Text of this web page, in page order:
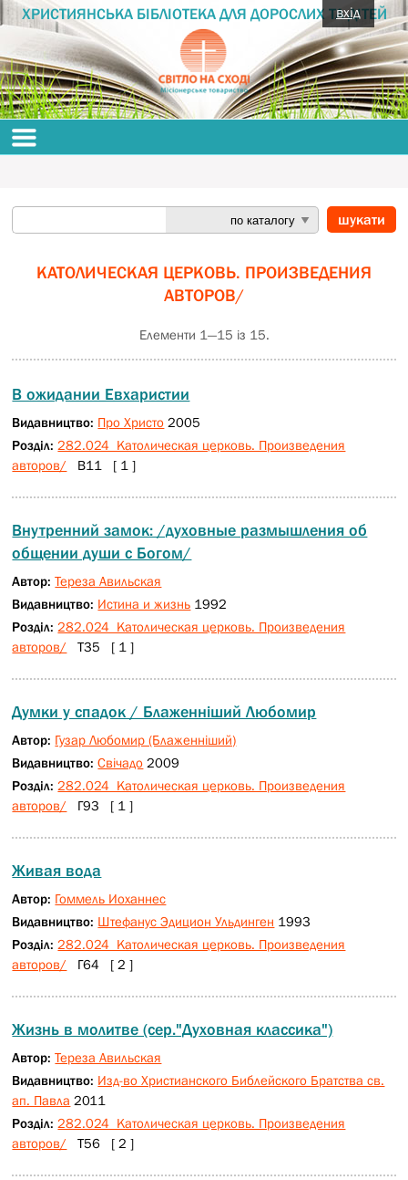
ХРИСТИЯНСЬКА БІБЛІОТЕКА ДЛЯ ДОРОСЛИХ ТА ДІТЕЙ
КАТОЛИЧЕСКАЯ ЦЕРКОВЬ. ПРОИЗВЕДЕНИЯ
АВТОРОВ/
Елементи 1—15 із 15.
В ожидании Евхаристии
Видавництво: Про Христо 2005
Розділ: 282.024 Католическая церковь. Произведения
авторов/ В11 [ 1 ]
Внутренний замок: /духовные размышления об
общении души с Богом/
Автор:Тереза Авильская
Видавництво: Истина и жизнь 1992
Розділ: 282.024 Католическая церковь. Произведения
авторов/ Т35 [ 1 ]
Думки у спадок / Блаженніший Любомир
Автор: Гузар Любомир (Блаженніший)
Видавництво:Свічадо 2009
Розділ: 282.024 Католическая церковь. Произведения
авторов/ Г93 [ 1 ]
Живая вода
Автор: Гоммель Иоханнес
Видавництво: Штефанус Эдицион Ульдинген 1993
Розділ: 282.024 Католическая церковь. Произведения
авторов/ Г64 [ 2 ]
Жизнь в молитве (сер."Духовная классика")
Автор:Тереза Авильская
Видавництво: Изд-во Христианского Библейского Братства св.
ап. Павла 2011
Розділ: 282.024 Католическая церковь. Произведения
авторов/ Т56 [ 2 ]
вхід